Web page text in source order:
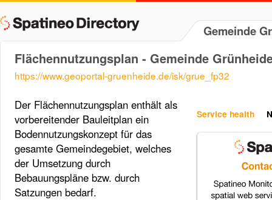
Gemeinde
Flächennutzungsplan - Gemeinde
https://www.geoportal-gruenheide.de/isk/grue_fp32
Service health
Der Flächennutzungsplan enthält als
vorbereitender Bauleitplan ein
Bodennutzungskonzept für das
gesamte Gemeindegebiet, welches
der Umsetzung durch
Bebauungspläne bzw. durch
Satzungen bedarf.